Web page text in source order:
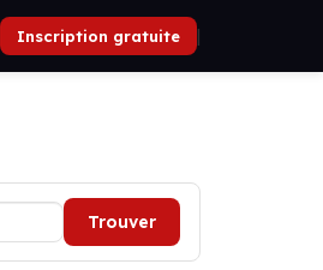
Inscription gratuite |
Trouver